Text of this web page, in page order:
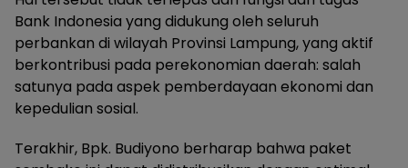
Bank Indonesia yang didukung oleh seluruh
perbankan di wilayah Provinsi Lampung, yang aktif
berkontribusi pada perekonomian daerah: salah
satunya pada aspek pemberdayaan ekonomi dan
kepedulian sosial.
Terakhir, Bpk. Budiyono berharap bahwa paket